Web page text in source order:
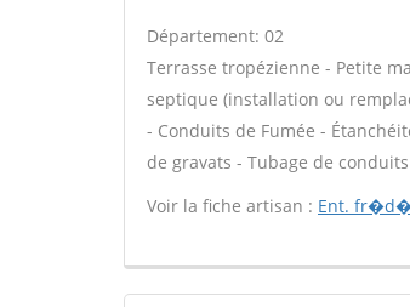
Département: 02
Terrasse tropézienne - Petite
septique (installation ou
- Conduits de Fumée -
de gravats - Tubage de
Voir la fiche artisan : Ent.